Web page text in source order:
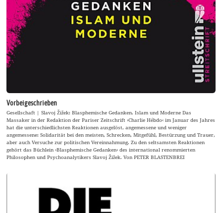
Vorbeigeschrieben
Gesellschaft | Slavoj Žižek: Blasphemische Gedanken. Islam und Moderne Das
Massaker in der Redaktion der Pariser Zeitschrift ›Charlie Hébdo‹ im Januar des Jahres
hat die unterschiedlichsten Reaktionen ausgelöst, angemessene und weniger
angemessene: Solidarität bei den meisten, Schrecken, Mitgefühl, Bestürzung und Trauer,
aber auch Versuche zur politischen Vereinnahmung. Zu den seltsamsten Reaktionen
gehört das Büchlein ›Blasphemische Gedanken‹ des international renommierten
Philosophen und Psychoanalytikers Slavoj Žižek. Von PETER BLASTENBREI